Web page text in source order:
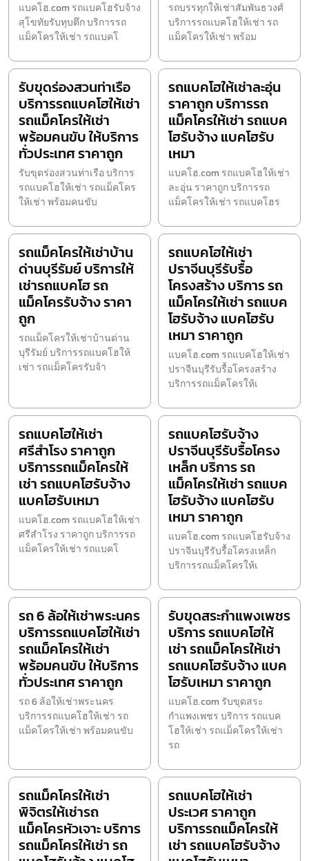
แบคโฮ.com รถแบคโฮรับจ้าง
สุโขทัยรับทุบตึก บริการรถ
แม็คโครให้เช่า รถแบคโ
รถบรรทุกให้เช่าสัมพันธวงศ์
บริการรถแบคโฮให้เช่า รถ
แม็คโครให้เช่า พร้อม
รับขุดร่องสวนท่าเรือ
บริการรถแบคโฮให้เช่า
รถแม็คโครให้เช่า
พร้อมคนขับ ให้บริการ
ทั่วประเทศ ราคาถูก
รับขุดร่องสวนท่าเรือ บริการ
รถแบคโฮให้เช่า รถแม็คโคร
ให้เช่า พร้อมคนขับ
รถแบคโฮให้เช่าละอุ่น
ราคาถูก บริการรถ
แม็คโครให้เช่า รถแบค
โฮรับจ้าง แบคโฮรับ
เหมา
แบคโฮ.com รถแบคโฮให้เช่า
ละอุ่น ราคาถูก บริการรถ
แม็คโครให้เช่า รถแบคโฮร
รถแม็คโครให้เช่าบ้าน
ด่านบุรีรัมย์ บริการให้
เช่ารถแบคโฮ รถ
แม็คโครรับจ้าง ราคา
ถูก
รถแม็คโครให้เช่าบ้านด่าน
บุรีรัมย์ บริการรถแบคโฮให้
เช่า รถแม็คโครรับจ้า
รถแบคโฮให้เช่า
ปราจีนบุรีรับรื้อ
โครงสร้าง บริการ รถ
แม็คโครให้เช่า รถแบค
โฮรับจ้าง แบคโฮรับ
เหมา ราคาถูก
แบคโฮ.com รถแบคโฮให้เช่า
ปราจีนบุรีรับรื้อโครงสร้าง
บริการรถแม็คโครให้เ
รถแบคโฮให้เช่า
ศรีสำโรง ราคาถูก
บริการรถแม็คโครให้
เช่า รถแบคโฮรับจ้าง
แบคโฮรับเหมา
แบคโฮ.com รถแบคโฮให้เช่า
ศรีสำโรง ราคาถูก บริการรถ
แม็คโครให้เช่า รถแบคโ
รถแบคโฮรับจ้าง
ปราจีนบุรีรับรื้อโครง
เหล็ก บริการ รถ
แม็คโครให้เช่า รถแบค
โฮรับจ้าง แบคโฮรับ
เหมา ราคาถูก
แบคโฮ.com รถแบคโฮรับจ้าง
ปราจีนบุรีรับรื้อโครงเหล็ก
บริการรถแม็คโครให้เ
รถ 6 ล้อให้เช่าพระนคร
บริการรถแบคโฮให้เช่า
รถแม็คโครให้เช่า
พร้อมคนขับ ให้บริการ
ทั่วประเทศ ราคาถูก
รถ 6 ล้อให้เช่าพระนคร
บริการรถแบคโฮให้เช่า รถ
แม็คโครให้เช่า พร้อมคนขับ
รับขุดสระกำแพงเพชร
บริการ รถแบคโฮให้
เช่า รถแม็คโครให้เช่า
รถแบคโฮรับจ้าง แบค
โฮรับเหมา ราคาถูก
แบคโฮ.com รับขุดสระ
กำแพงเพชร บริการ รถแบค
โฮให้เช่า รถแม็คโครให้เช่า
รถ
รถแม็คโครให้เช่า
พิจิตรให้เช่ารถ
แม็คโครหัวเจาะ บริการ
รถแม็คโครให้เช่า รถ
รถแบคโฮให้เช่า
ประเวศ ราคาถูก
บริการรถแม็คโครให้
เช่า รถแบคโฮรับจ้าง